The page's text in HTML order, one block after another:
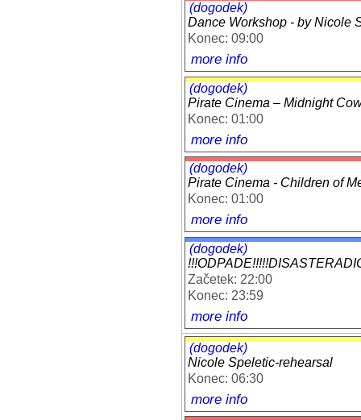
(dogodek)
Dance Workshop - by Nicole
Konec: 09:00
more info
(dogodek)
Pirate Cinema – Midnight
Konec: 01:00
more info
(dogodek)
Pirate Cinema - Children of
Konec: 01:00
more info
(dogodek)
Začetek: 22:00
Konec: 23:59
more info
(dogodek)
Nicole Speletic-rehearsal
Konec: 06:30
more info